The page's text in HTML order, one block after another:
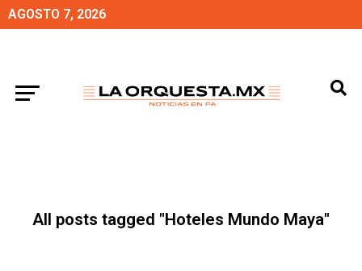
AGOSTO 7, 2026
All posts tagged "Hoteles Mundo Maya"